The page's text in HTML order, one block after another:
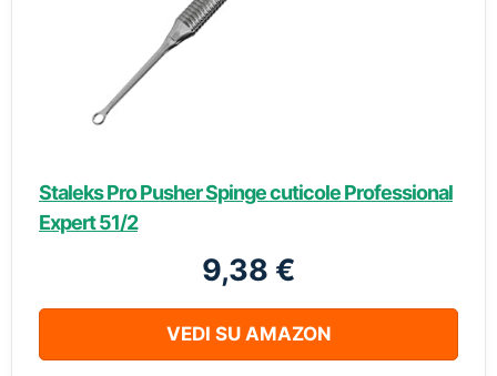
Staleks Pro Pusher Spinge cuticole Professional
Expert 51/2
9,38 €
VEDI SU AMAZON